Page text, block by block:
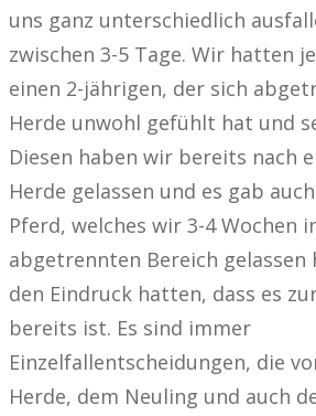
uns ganz unterschiedlich
zwischen 3-5 Tage. Wir hatten
einen 2-jährigen, der sich
Herde unwohl gefühlt hat und
Diesen haben wir bereits nach
Herde gelassen und es gab
Pferd, welches wir 3-4 Wochen
abgetrennten Bereich gelassen
den Eindruck hatten, dass es
bereits ist. Es sind immer
Einzelfallentscheidungen, die
Herde, dem Neuling und auch